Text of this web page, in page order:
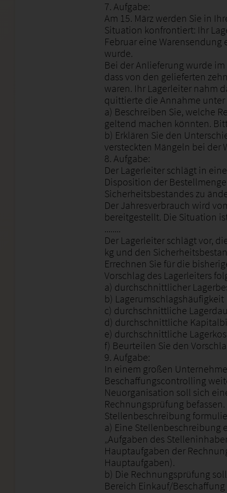
7. Aufgabe:
Am 15. März werden Sie in
Situation konfrontiert: Ihr
Februar eine
wurde.
Bei der Anlieferung wurde
dass von den gelieferten
waren. Ihr Lagerleiter nahm
quittierte die Annahme unter
a) Beschreiben Sie, welche
geltend machen könnten.
b) Erklären Sie den
versteckten Mängeln bei der
8. Aufgabe:
Der Lagerleiter schlägt in
Disposition der
Sicherheitsbestandes zu
Der Jahresverbrauch wird
bereitgestellt. Die Situation
........
Der Lagerleiter schlägt vor,
kg und den
Errechnen Sie für die
Vorschlag des Lagerleiters
a) durchschnittlicher
b) Lagerumschlagshäufigkeit
c) durchschnittliche
d) durchschnittliche
e) durchschnittliche
f) Beurteilen Sie den
9. Aufgabe:
In einem großen
Beschaffungscontrolling
Neuorganisation soll sich
Rechnungsprüfung
Stellenbeschreibung
a) Eine Stellenbeschreibung
„Aufgaben des
Hauptaufgaben der
Hauptaufgaben).
b) Die Rechnungsprüfung
Bereich Einkauf/